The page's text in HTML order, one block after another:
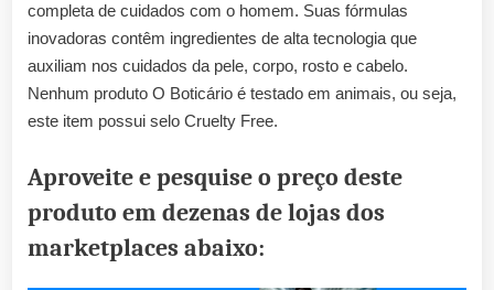
completa de cuidados com o homem. Suas fórmulas
inovadoras contêm ingredientes de alta tecnologia que
auxiliam nos cuidados da pele, corpo, rosto e cabelo.
Nenhum produto O Boticário é testado em animais, ou seja,
este item possui selo Cruelty Free.
Aproveite e pesquise o preço deste
produto em dezenas de lojas dos
marketplaces abaixo: